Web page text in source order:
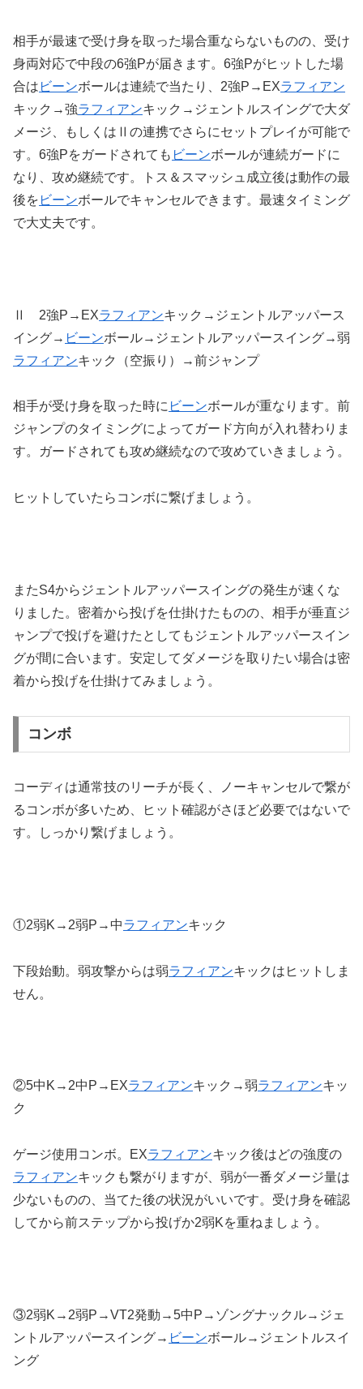
相手が最速で受け身を取った場合重ならないものの、受け
身両対応で中段の6強Pが届きます。6強Pがヒットした場
合は ビーンボールは連続で当たり、2強P→EXラフィアン
キック→強ラフィアンキック→ジェントルスイングで大ダ
メージ、もしくはⅡの連携でさらにセットプレイが可能で
す。6強Pをガードされても ビーンボールが連続ガードに
なり、攻め継続です。トス＆スマッシュ成立後は動作の最
後を ビーンボールでキャンセルできます。最速タイミング
で大丈夫です。
Ⅱ 2強P→EXラフィアンキック→ジェントルアッパース
イング→ ビーンボール→ジェントルアッパースイング→弱
ラフィアンキック（空振り）→前ジャンプ
相手が受け身を取った時に ビーンボールが重なります。前
ジャンプのタイミングによってガード方向が入れ替わりま
す。ガードされても攻め継続なので攻めていきましょう。
ヒットしていたらコンボに繋げましょう。
またS4からジェントルアッパースイングの発生が速くな
りました。密着から投げを仕掛けたものの、相手が垂直ジ
ャンプで投げを避けたとしてもジェントルアッパースイン
グが間に合います。安定してダメージを取りたい場合は密
着から投げを仕掛けてみましょう。
コンボ
コーディは通常技のリーチが長く、ノーキャンセルで繋が
るコンボが多いため、ヒット確認がさほど必要ではないで
す。しっかり繋げましょう。
①2弱K→2弱P→中ラフィアンキック
下段始動。弱攻撃からは弱ラフィアンキックはヒットしま
せん。
②5中K→2中P→EXラフィアンキック→弱ラフィアンキッ
ク
ゲージ使用コンボ。EXラフィアンキック後はどの強度の
ラフィアンキックも繋がりますが、弱が一番ダメージ量は
少ないものの、当てた後の状況がいいです。受け身を確認
してから前ステップから投げか2弱Kを重ねましょう。
③2弱K→2弱P→VT2発動→5中P→ゾングナックル→ジェ
ントルアッパースイング→ ビーンボール→ジェントルスイ
ング